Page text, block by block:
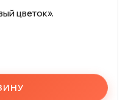
цветок».